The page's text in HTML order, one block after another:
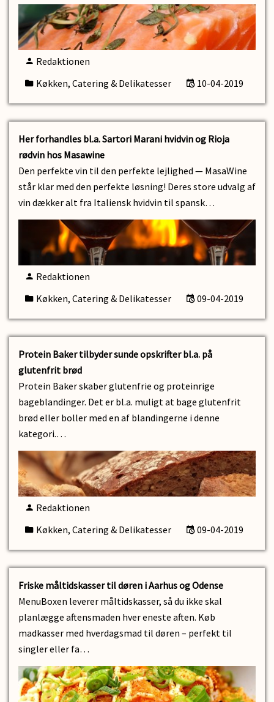
Redaktionen
Køkken, Catering & Delikatesser
10-04-2019
Her forhandles bl.a. Sartori Marani hvidvin og Rioja
rødvin hos Masawine
Den perfekte vin til den perfekte lejlighed — MasaWine
står klar med den perfekte løsning! Deres store udvalg af
vin dækker alt fra Italiensk hvidvin til spansk…
Redaktionen
Køkken, Catering & Delikatesser
09-04-2019
Protein Baker tilbyder sunde opskrifter bl.a. på
glutenfrit brød
Protein Baker skaber glutenfrie og proteinrige
bageblandinger. Det er bl.a. muligt at bage glutenfrit
brød eller boller med en af blandingerne i denne
kategori.…
Redaktionen
Køkken, Catering & Delikatesser
09-04-2019
Friske måltidskasser til døren i Aarhus og Odense
MenuBoxen leverer måltidskasser, så du ikke skal
planlægge aftensmaden hver eneste aften. Køb
madkasser med hverdagsmad til døren – perfekt til
singler eller fa…